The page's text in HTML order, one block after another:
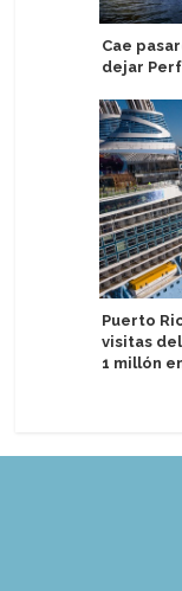
Cae
dejar
Puerto
visitas
1 millón